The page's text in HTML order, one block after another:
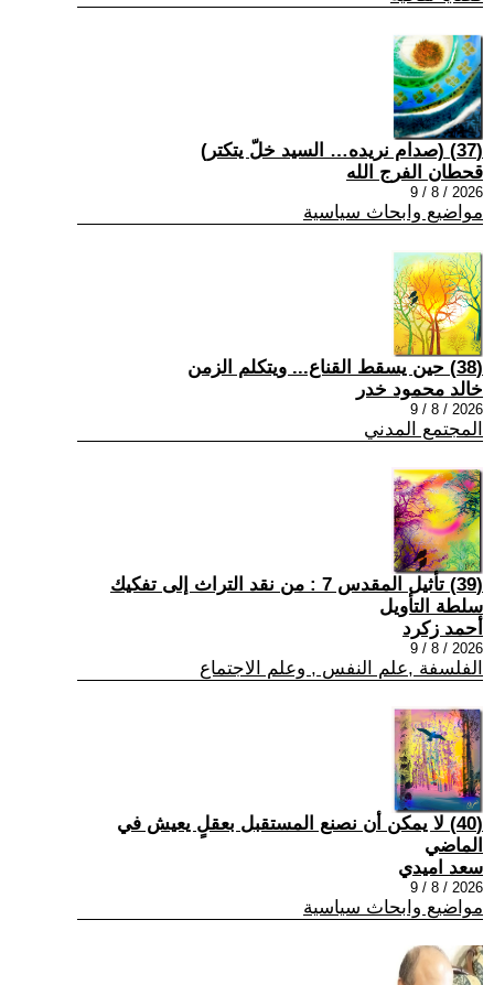
(37) (صدام نريده… السيد خلّ يتكتر)
قحطان الفرج الله
2026 / 8 / 9
مواضيع وابحاث سياسية
(38) حين يسقط القناع... ويتكلم الزمن
خالد محمود خدر
2026 / 8 / 9
المجتمع المدني
(39) تأثيل المقدس 7 : من نقد التراث إلى تفكيك
سلطة التأويل
أحمد زكرد
2026 / 8 / 9
الفلسفة ,علم النفس , وعلم الاجتماع
(40) لا يمكن أن نصنع المستقبل بعقلٍ يعيش في
الماضي
سعد اميدي
2026 / 8 / 9
مواضيع وابحاث سياسية